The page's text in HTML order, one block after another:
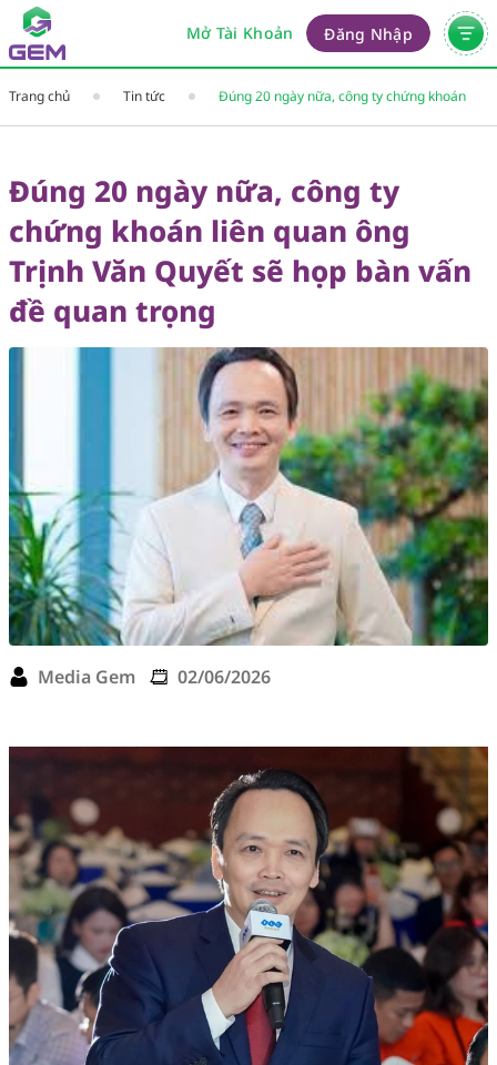
Mở Tài Khoản Đăng Nhập
Trang chủ Tin tức
Đúng 20 ngày nữa, công ty chứng khoán
vấn đề quan trọng
Đúng 20 ngày nữa, công ty
chứng khoán liên quan ông
Trịnh Văn Quyết sẽ họp bàn vấn
đề quan trọng
Media Gem 02/06/2026